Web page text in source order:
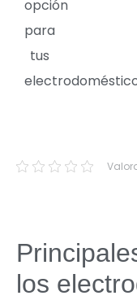
opción
para
tus
los